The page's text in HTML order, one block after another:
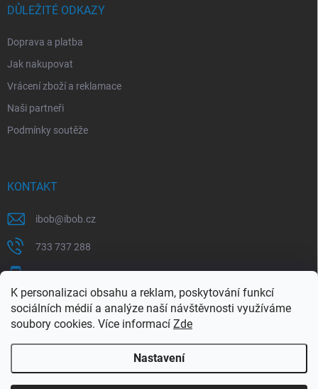
K personalizaci obsahu a reklam, poskytování funkcí
sociálních médií a analýze naší návštěvnosti využíváme
soubory cookies. Více informací Zde
Nastavení
DŮLEŽITÉ ODKAZY
Doprava a platba
Jak nakupovat
Vrácení zboží a reklamace
Naši partneři
Podmínky soutěže
KONTAKT
ibob@ibob.cz
733 737 288
607 069 561
Sledujte nás na Facebooku !
ibob_s.r.o/
Copyright 2026ibob s.r.o.. Všechna práva vyhrazena.Upravit nastavení